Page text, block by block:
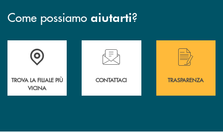
Come possiamo aiutarti?
Accedi all' elenco completo delle filiali .
TROVA LA FILIALE PIÙ
VICINA
Hai bisogno di assistenza immediata?
CONTATTACI
Hai bisogno di
TRASPARENZA